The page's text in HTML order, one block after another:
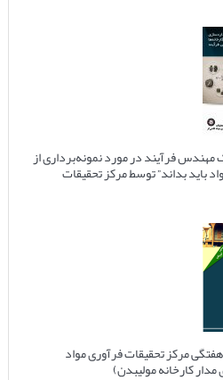
مهندس فرآیند در مورد نمونه‌برداری از
باید بداند” توسط مرکز تحقیقات
مرکز تحقیقات فرآوری مواد
کارخانه مولیبدن)